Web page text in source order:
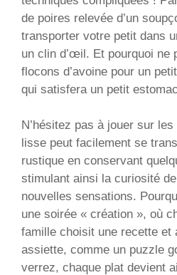
de poires relevée d’un
transporter votre petit dans
un clin d’œil. Et pourquoi ne
flocons d’avoine pour un
qui satisfera un petit
N’hésitez pas à jouer sur
lisse peut facilement se
rustique en conservant
stimulant ainsi la curiosité
nouvelles sensations.
une soirée « création », où
famille choisit une recette et
assiette, comme un puzzle
verrez, chaque plat devient